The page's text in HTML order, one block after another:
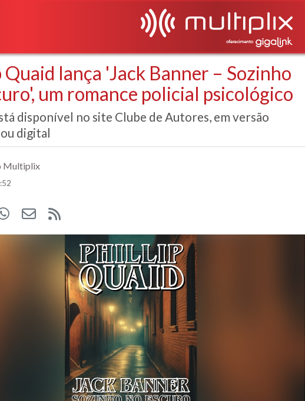
lança 'Jack Banner – Sozinho
um romance policial psicológico
disponível no site Clube de Autores, em versão
digital
Multiplix